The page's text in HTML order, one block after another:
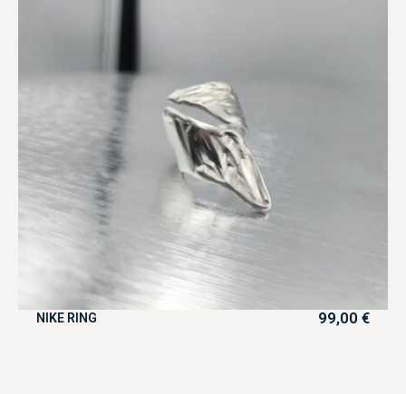
NIKE RING 99,00 €